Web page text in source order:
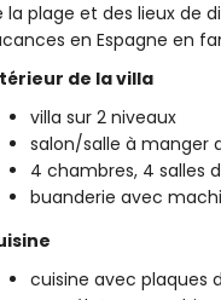
la plage et des lieux de
en Espagne en
de la villa
villa sur 2 niveaux
salon/salle à manger
4 chambres, 4 salles
buanderie avec
cuisine avec plaques